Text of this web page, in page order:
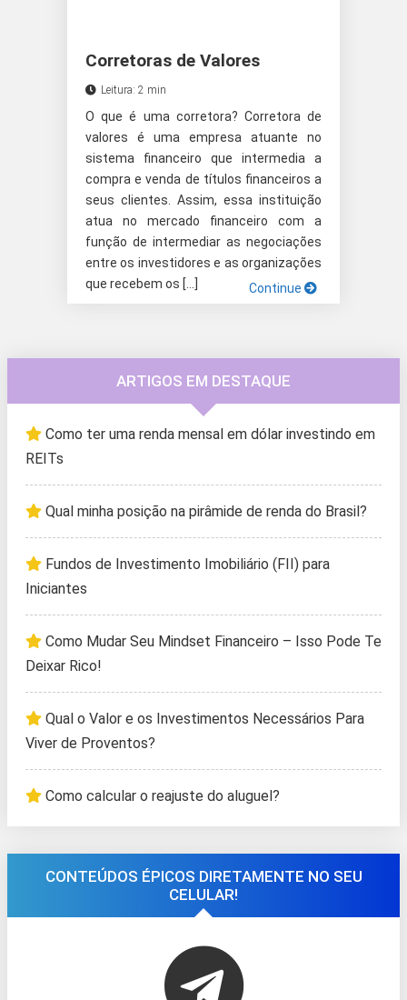
Corretoras de Valores
Leitura: 2 min
O que é uma corretora? Corretora de
valores é uma empresa atuante no
sistema financeiro que intermedia a
compra e venda de títulos financeiros a
seus clientes. Assim, essa instituição
atua no mercado financeiro com a
função de intermediar as negociações
entre os investidores e as organizações
que recebem os […]
Continue
ARTIGOS EM DESTAQUE
Como ter uma renda mensal em dólar investindo em
REITs
Qual minha posição na pirâmide de renda do Brasil?
Fundos de Investimento Imobiliário (FII) para
Iniciantes
Como Mudar Seu Mindset Financeiro – Isso Pode Te
Deixar Rico!
Qual o Valor e os Investimentos Necessários Para
Viver de Proventos?
Como calcular o reajuste do aluguel?
CONTEÚDOS ÉPICOS DIRETAMENTE NO SEU
CELULAR!